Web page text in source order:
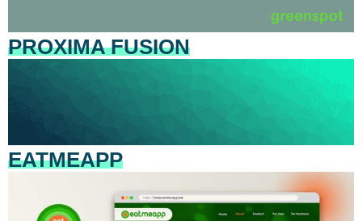
PROXIMA FUSION
EATMEAPP